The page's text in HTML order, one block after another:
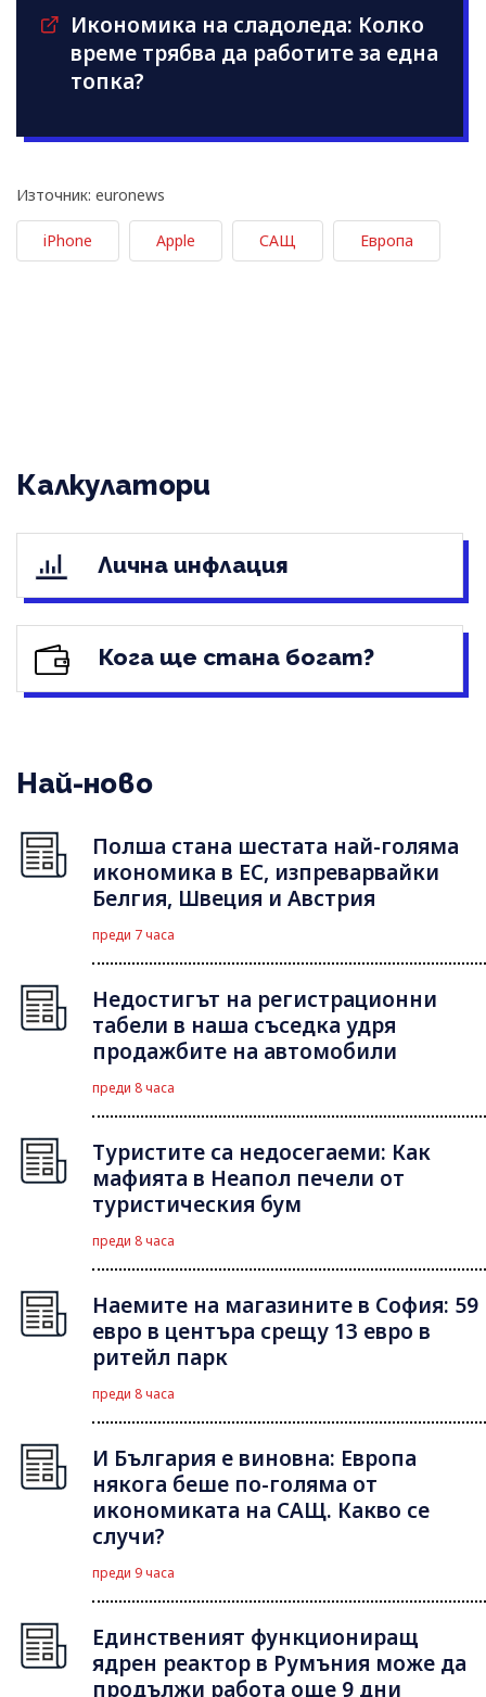
Икономика на сладоледа: Колко
време трябва да работите за една
топка?
Източник: euronews
iPhone Apple САЩ Европа
Калкулатори
Лична инфлация
Кога ще стана богат?
Най-ново
Полша стана шестата най-голяма
икономика в ЕС, изпреварвайки
Белгия, Швеция и Австрия
преди 7 часа
Недостигът на регистрационни
табели в наша съседка удря
продажбите на автомобили
преди 8 часа
Туристите са недосегаеми: Как
мафията в Неапол печели от
туристическия бум
преди 8 часа
Наемите на магазините в София: 59
евро в центъра срещу 13 евро в
ритейл парк
преди 8 часа
И България е виновна: Европа
някога беше по-голяма от
икономиката на САЩ. Какво се
случи?
преди 9 часа
Единственият функциониращ
ядрен реактор в Румъния може да
продължи работа още 9 дни